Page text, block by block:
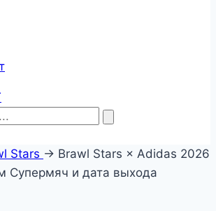
Stars → Brawl Stars × Adidas 2026
Супермяч и дата выхода